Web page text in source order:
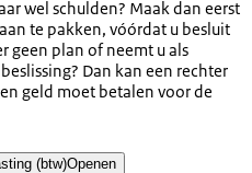
wel schulden? Maak dan eerst
te pakken, vóórdat u besluit
geen plan of neemt u als
Dan kan een rechter
geld moet betalen voor de
(btw)Openen